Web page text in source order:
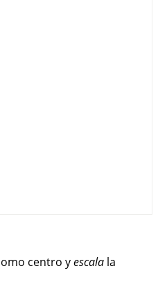
centro yescala la